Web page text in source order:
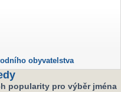
obyvatelstva
popularity pro výběr jména